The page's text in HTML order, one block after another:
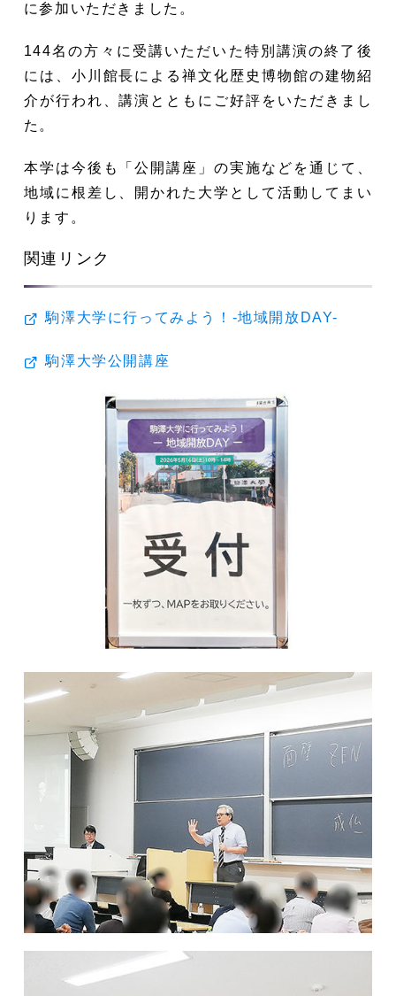
に参加いただきました。
144名の方々に受講いただいた特別講演の終了後
には、小川館長による禅文化歴史博物館の建物紹
介が行われ、講演とともにご好評をいただきまし
た。
本学は今後も「公開講座」の実施などを通じて、
地域に根差し、開かれた大学として活動してまい
ります。
関連リンク
駒澤大学に行ってみよう！-地域開放DAY-
駒澤大学公開講座